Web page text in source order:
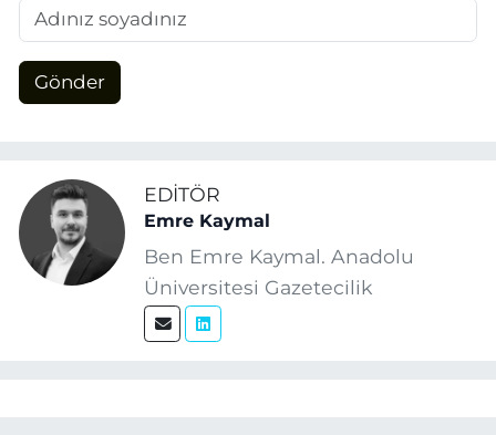
Gönder
EDITÖR
Emre Kaymal
Ben Emre Kaymal. Anadolu
Üniversitesi Gazetecilik
bölümünden mezun oldum.
Eğitim hayatım boyunca dijital